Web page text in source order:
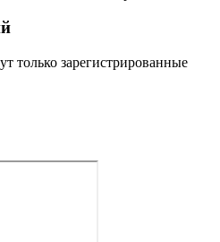
только зарегистрированные